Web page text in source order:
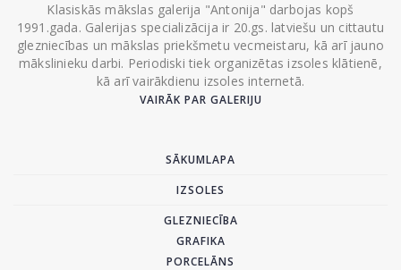
Klasiskās mākslas galerija "Antonija" darbojas kopš
1991.gada. Galerijas specializācija ir 20.gs. latviešu un cittautu
glezniecības un mākslas priekšmetu vecmeistaru, kā arī jauno
mākslinieku darbi. Periodiski tiek organizētas izsoles klātienē,
kā arī vairākdienu izsoles internetā.
VAIRĀK PAR GALERIJU
SĀKUMLAPA
IZSOLES
GLEZNIECĪBA
GRAFIKA
PORCELĀNS